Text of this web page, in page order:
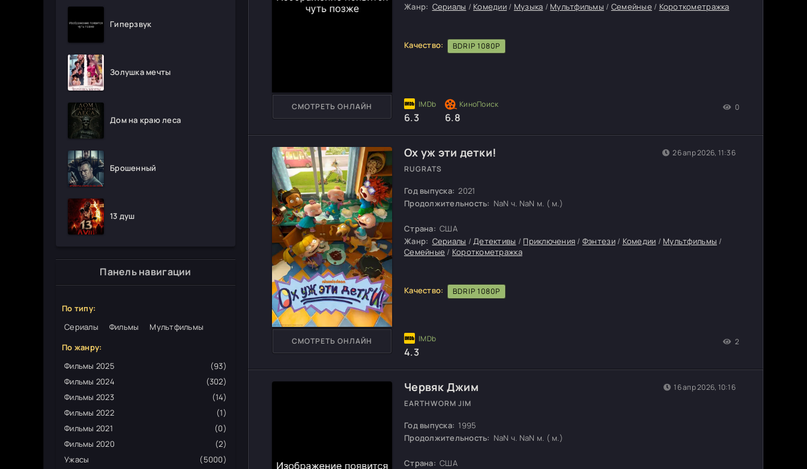
Гиперзвук
Золушка мечты
Дом на краю леса
Брошенный
13 душ
Панель навигации
По типу:
Сериалы
Фильмы
Мультфильмы
По жанру:
Фильмы 2025
(93)
Фильмы 2024
(302)
Фильмы 2023
(14)
Фильмы 2022
(1)
Фильмы 2021
(0)
Фильмы 2020
(2)
Ужасы
(5000)
Жанр: Сериалы / Комедии / Музыка / Мультфильмы / Семейные / Короткометражка
Качество: BDRIP 1080P
СМОТРЕТЬ ОНЛАЙН
6.3 6.8
0
Ох уж эти детки!
RUGRATS
Год выпуска: 2021
Продолжительность: NaN ч. NaN м. ( м.)
Страна: США
Жанр: Сериалы /Детективы / Приключения / Фэнтези/ Комедии / Мультфильмы /
Семейные / Короткометражка
Качество: BDRIP 1080P
СМОТРЕТЬ ОНЛАЙН
4.3
2
26 апр 2026, 11:36
Червяк Джим
EARTHWORM JIM
Год выпуска: 1995
Продолжительность: NaN ч. NaN м. ( м.)
Страна: США
16 апр 2026, 10:16